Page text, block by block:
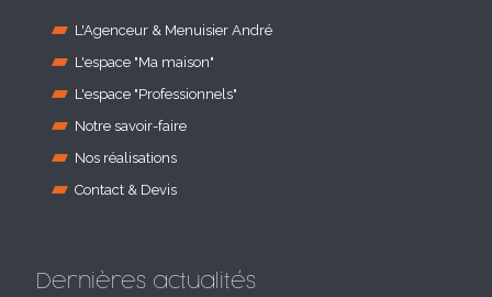
L'Agenceur & Menuisier André
L'espace "Ma maison"
L'espace "Professionnels"
Notre savoir-faire
Nos réalisations
Contact & Devis
Dernières actualités